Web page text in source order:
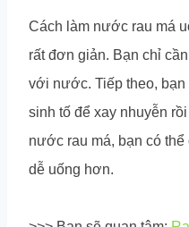
Cách làm nước rau má
rất đơn giản. Bạn chỉ
với nước. Tiếp theo, bạn
sinh tố để xay nhuyễn
nước rau má, bạn có thể
dễ uống hơn.